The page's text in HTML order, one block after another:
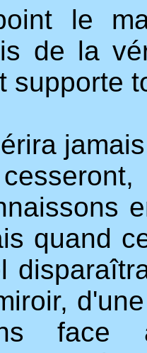
le
de la
supporte
quand
face